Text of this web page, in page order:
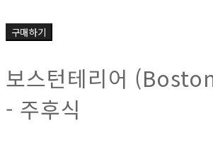
구매하기
보스턴테리어
- 주후식